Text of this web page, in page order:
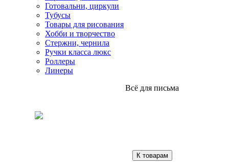
Готовальни, циркули
Тубусы
Товары для рисования
Хобби и творчество
Стержни, чернила
Ручки класса люкс
Роллеры
Линеры
Всё для письма
К товарам